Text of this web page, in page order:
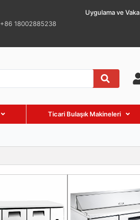
+86 18002885238
Uygulama ve Vaka
Ticari Bulaşık Makineleri